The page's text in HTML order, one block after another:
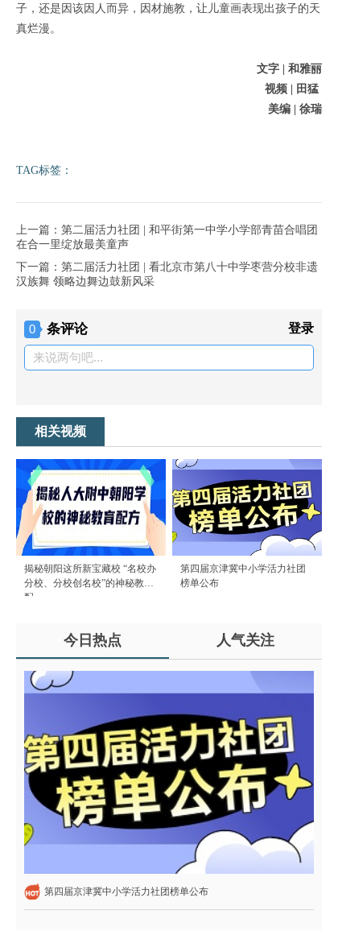
子，还是因该因人而异，因材施教，让儿童画表现出孩子的天
真烂漫。
文字 | 和雅丽
视频 | 田猛
美编 | 徐瑞
TAG标签：
上一篇：第二届活力社团 | 和平街第一中学小学部青苗合唱团
在合一里绽放最美童声
下一篇：第二届活力社团 | 看北京市第八十中学枣营分校非遗
汉族舞 领略边舞边鼓新风采
0 条评论 登录
来说两句吧...
相关视频
揭秘朝阳这所新宝藏校 “名校办
分校、分校创名校”的神秘教育
配...
第四届京津冀中小学活力社团
榜单公布
今日热点 人气关注
第四届京津冀中小学活力社团榜单公布